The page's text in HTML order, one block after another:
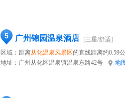
5 广州锦园温泉酒店
[三星/舒适]
区域：距离从化温泉风景区的直线距离约0.59
地址： 广州从化区温泉镇温泉东路42号 地